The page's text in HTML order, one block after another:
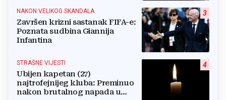
3
NAKON VELIKOG SKANDALA
Završen krizni sastanak FIFA-e:
Poznata sudbina Giannija
Infantina
4
STRAŠNE VIJESTI
Ubijen kapetan (27)
najtrofejnijeg kluba: Preminuo
nakon brutalnog napada u